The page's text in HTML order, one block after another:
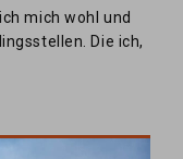
mich wohl und
Die ich,